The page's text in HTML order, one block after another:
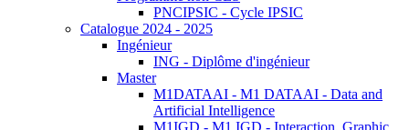
PNCIPSIC - Cycle IPSIC
Catalogue 2024 - 2025
Ingénieur
ING - Diplôme d'ingénieur
Master
M1DATAAI - M1 DATAAI - Data and
Artificial Intelligence
M1IGD - M1 IGD - Interaction, Graphic